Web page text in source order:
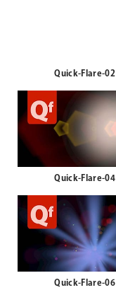
Quick-Flare-02
Quick-Flare-04
Quick-Flare-06